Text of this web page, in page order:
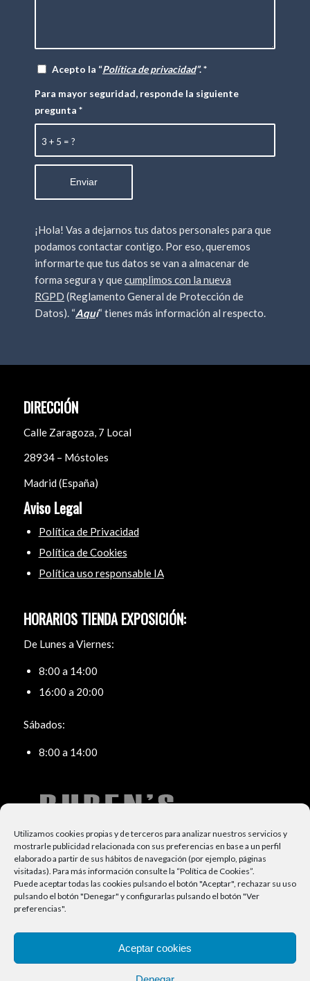
Utilizamos cookies propias y de terceros para analizar nuestros servicios y
mostrarle publicidad relacionada con sus preferencias en base a un perfil
elaborado a partir de sus hábitos de navegación (por ejemplo, páginas
visitadas). Para más información consulte la “Política de Cookies”.
Puede aceptar todas las cookies pulsando el botón "Aceptar", rechazar su uso
pulsando el botón "Denegar" y configurarlas pulsando el botón "Ver
preferencias".
Aceptar cookies
Acepto la “Política de privacidad”.*
3 + 5 = ?
Para mayor seguridad, responde la siguiente
pregunta *
¡Hola! Vas a dejarnos tus datos personales para que
podamos contactar contigo. Por eso, queremos
informarte que tus datos se van a almacenar de
forma segura y quecumplimos con la nueva
RGPD (Reglamento General de Protección de
Datos). “Aquí“ tienes más información al respecto.
DIRECCIÓN
Calle Zaragoza, 7 Local
28934 – Móstoles
Madrid (España)
Aviso Legal
Política de Privacidad
Política de Cookies
Política uso responsable IA
HORARIOS TIENDA EXPOSICIÓN:
De Lunes a Viernes:
8:00 a 14:00
16:00 a 20:00
Sábados:
8:00 a 14:00
TELÉFONO:
91 664 27 47